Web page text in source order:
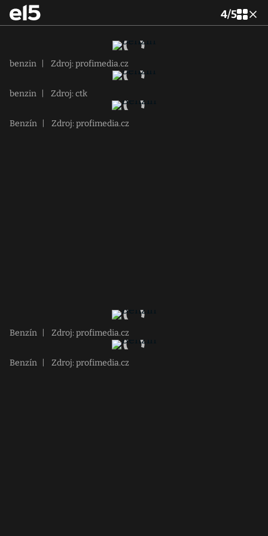
4/5
benzin Zdroj: profimedia.cz
benzin Zdroj: ctk
Benzín Zdroj: profimedia.cz
Benzín Zdroj: profimedia.cz
Benzín Zdroj: profimedia.cz